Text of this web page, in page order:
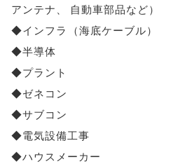
アンテナ
自動車部品など）
◆インフラ
（海底ケーブル）
◆半導体
◆プラント
◆ゼネコン
◆サブコン
◆電気設備工事
◆ハウスメーカー